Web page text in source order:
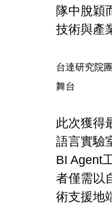
隊中脫穎
技術與產
台達研究院
舞台
此次獲得
語言實驗
BI Agent
者僅需以
術支援地